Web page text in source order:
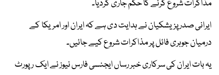
مذاکرات شروع کرنے کا حکم جاری کردیا۔
ایرانی صدر پزیشکیان نے ہدایت دی ہے کہ ایران اور امریکا کے
درمیان جوہری فائل پر مذاکرات شروع کیے جائیں۔
یہ بات ایران کی سرکاری خبر رساں ایجنسی فارس نیوز نے ایک رپورٹ